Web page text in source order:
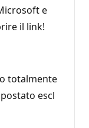
e
il link!
totalmente
escl